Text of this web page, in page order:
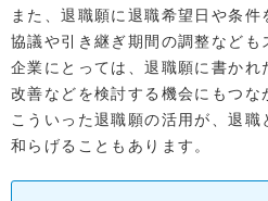
また、退職願に退職希望日や条
協議や引き継ぎ期間の調整なども
企業にとっては、退職願に書かれ
改善などを検討する機会にもつな
こういった退職願の活用が、退
和らげることもあります。